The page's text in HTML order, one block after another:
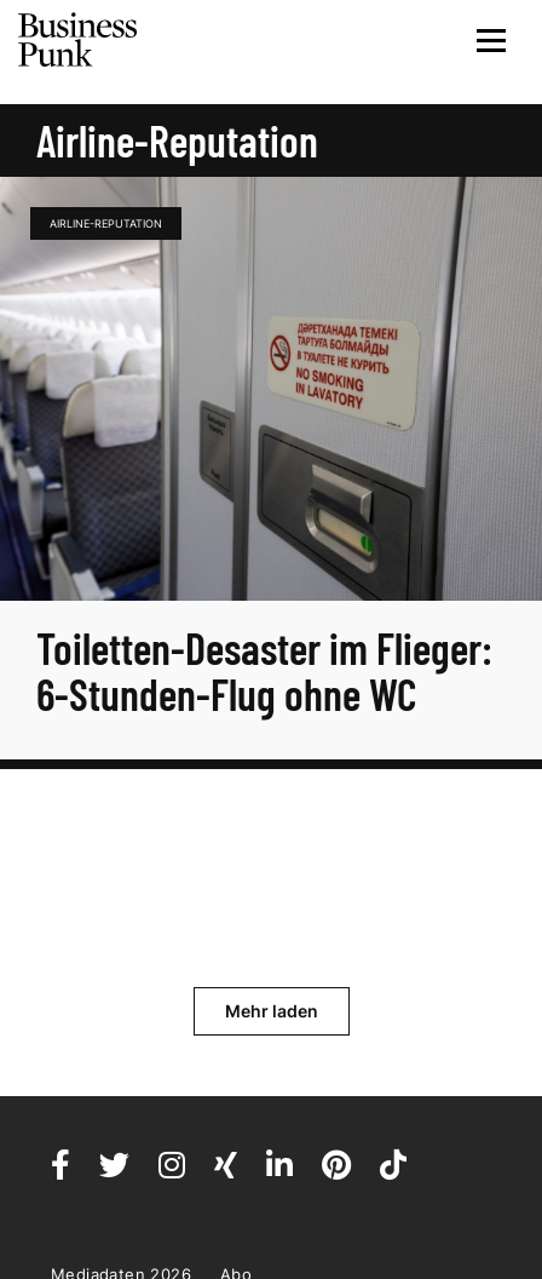
Airline-Reputation
AIRLINE-REPUTATION
Toiletten-Desaster im Flieger:
6-Stunden-Flug ohne WC
Mehr laden
Mediadaten 2026 Abo